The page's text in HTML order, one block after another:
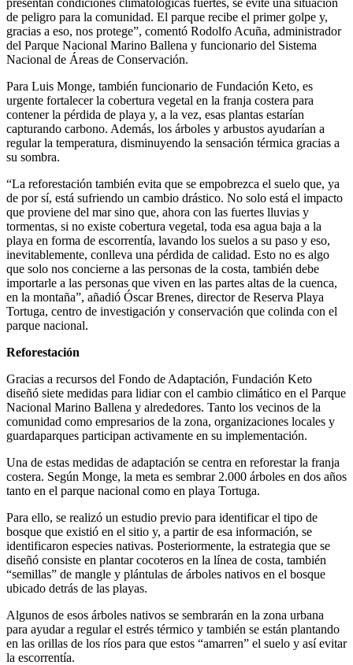
presentan condiciones climatológicas fuertes, se evite una situación
de peligro para la comunidad. El parque recibe el primer golpe y,
gracias a eso, nos protege”, comentó Rodolfo Acuña, administrador
del Parque Nacional Marino Ballena y funcionario del Sistema
Nacional de Áreas de Conservación.
Para Luis Monge, también funcionario de Fundación Keto, es
urgente fortalecer la cobertura vegetal en la franja costera para
contener la pérdida de playa y, a la vez, esas plantas estarían
capturando carbono. Además, los árboles y arbustos ayudarían a
regular la temperatura, disminuyendo la sensación térmica gracias a
su sombra.
“La reforestación también evita que se empobrezca el suelo que, ya
de por sí, está sufriendo un cambio drástico. No solo está el impacto
que proviene del mar sino que, ahora con las fuertes lluvias y
tormentas, si no existe cobertura vegetal, toda esa agua baja a la
playa en forma de escorrentía, lavando los suelos a su paso y eso,
inevitablemente, conlleva una pérdida de calidad. Esto no es algo
que solo nos concierne a las personas de la costa, también debe
importarle a las personas que viven en las partes altas de la cuenca,
en la montaña”, añadió Óscar Brenes, director de Reserva Playa
Tortuga, centro de investigación y conservación que colinda con el
parque nacional.
Reforestación
Gracias a recursos del Fondo de Adaptación, Fundación Keto
diseñó siete medidas para lidiar con el cambio climático en el Parque
Nacional Marino Ballena y alrededores. Tanto los vecinos de la
comunidad como empresarios de la zona, organizaciones locales y
guardaparques participan activamente en su implementación.
Una de estas medidas de adaptación se centra en reforestar la franja
costera. Según Monge, la meta es sembrar 2.000 árboles en dos años
tanto en el parque nacional como en playa Tortuga.
Para ello, se realizó un estudio previo para identificar el tipo de
bosque que existió en el sitio y, a partir de esa información, se
identificaron especies nativas. Posteriormente, la estrategia que se
diseñó consiste en plantar cocoteros en la línea de costa, también
“semillas” de mangle y plántulas de árboles nativos en el bosque
ubicado detrás de las playas.
Algunos de esos árboles nativos se sembrarán en la zona urbana
para ayudar a regular el estrés térmico y también se están plantando
en las orillas de los ríos para que estos “amarren” el suelo y así evitar
la escorrentía.